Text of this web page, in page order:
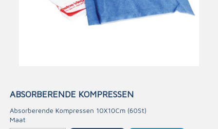
ABSORBERENDE KOMPRESSEN
Absorberende Kompressen 10X10Cm (60St)
Maat